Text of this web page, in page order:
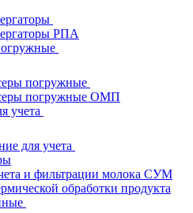
РПА
погружные
погружные ОМП
учета
для учета
и фильтрации молока СУМ
обработки продукта